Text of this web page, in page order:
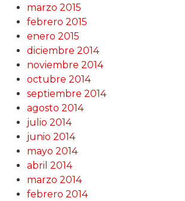
marzo 2015
febrero 2015
enero 2015
diciembre 2014
noviembre 2014
octubre 2014
septiembre 2014
agosto 2014
julio 2014
junio 2014
mayo 2014
abril 2014
marzo 2014
febrero 2014